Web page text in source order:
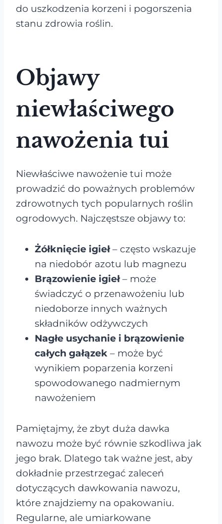
do uszkodzenia korzeni i pogorszenia
stanu zdrowia roślin.
Objawy
niewłaściwego
nawożenia tui
Niewłaściwe nawożenie tui może
prowadzić do poważnych problemów
zdrowotnych tych popularnych roślin
ogrodowych. Najczęstsze objawy to:
Żółknięcie igieł– często wskazuje
na niedobór azotu lub magnezu
Brązowienie igieł– może
świadczyć o przenawożeniu lub
niedoborze innych ważnych
składników odżywczych
Nagłe usychanie i brązowienie
całych gałązek – może być
wynikiem poparzenia korzeni
spowodowanego nadmiernym
nawożeniem
Pamiętajmy, że zbyt duża dawka
nawozu może być równie szkodliwa jak
jego brak. Dlatego tak ważne jest, aby
dokładnie przestrzegać zaleceń
dotyczących dawkowania nawozu,
które znajdziemy na opakowaniu.
Regularne, ale umiarkowane